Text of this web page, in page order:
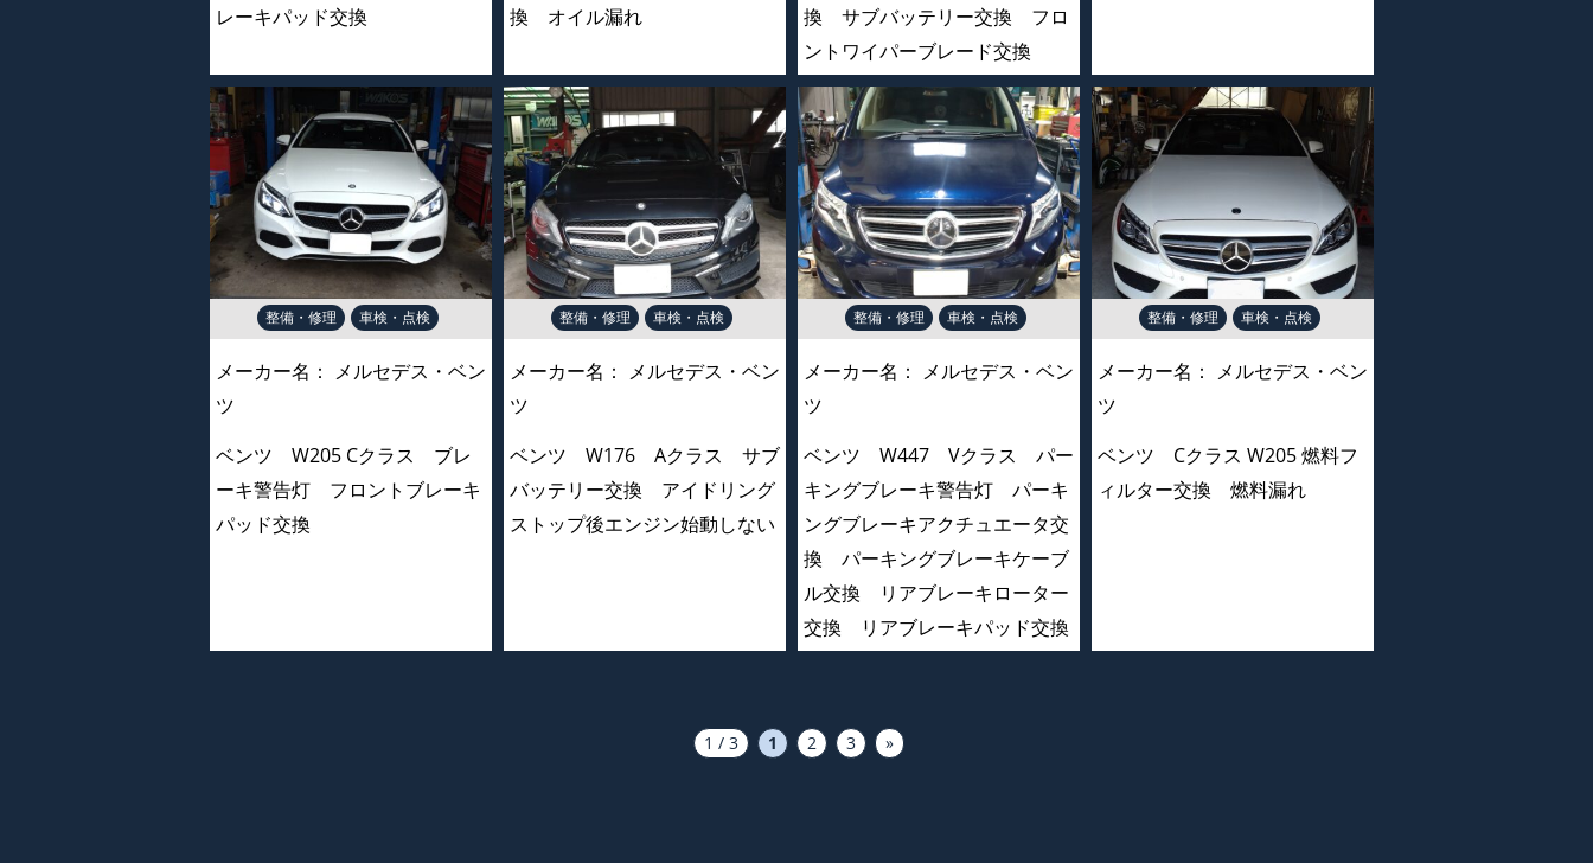
レーキパッド交換
換 オイル漏れ
換 サブバッテリー交換 フロ
ントワイパーブレード交換
整備・修理 車検・点検
メーカー名： メルセデス・ベン
ツ
ベンツ W205 Cクラス ブレ
ーキ警告灯 フロントブレーキ
パッド交換
整備・修理 車検・点検
メーカー名： メルセデス・ベン
ツ
ベンツ W176 Aクラス サブ
バッテリー交換 アイドリング
ストップ後エンジン始動しない
整備・修理 車検・点検
メーカー名： メルセデス・ベン
ツ
ベンツ W447 Vクラス パー
キングブレーキ警告灯 パーキ
ングブレーキアクチュエータ交
換 パーキングブレーキケーブ
ル交換 リアブレーキローター
交換 リアブレーキパッド交換
整備・修理 車検・点検
メーカー名： メルセデス・ベン
ツ
ベンツ Cクラス W205 燃料フ
ィルター交換 燃料漏れ
1 / 3 1 2 3 »